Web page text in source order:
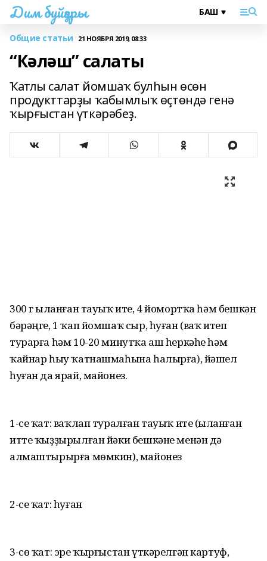
Дим буйҙары
Общие статьи 21 НОЯБРЯ 2019, 08:33
“Кәләш” салаты
Ҡатлы салат йомшаҡ булһын өсөн
продукттарҙы ҡабымлыҡ өҫтөндә генә
ҡырғыстан үткәрәбеҙ.
300 г ыҫланған тауыҡ ите, 4 йомортҡа һәм бешкән
бәрәңге, 1 ҡап йомшаҡ сыр, һуған (ваҡ итеп
турарға һәм 10-20 минутҡа аш һеркәһе һәм
ҡайнар һыу ҡатнашмаһына һалырға), йәшел
һуған да ярай, майонез.
1-се ҡат: ваҡлап туралған тауыҡ ите (ыҫланған
итте ҡыҙҙырылған йәки бешкәне менән дә
алмаштырырға мөмкин), майонез
2-се ҡат: һуған
3-сө ҡат: эре ҡырғыстан үткәрелгән картуф,